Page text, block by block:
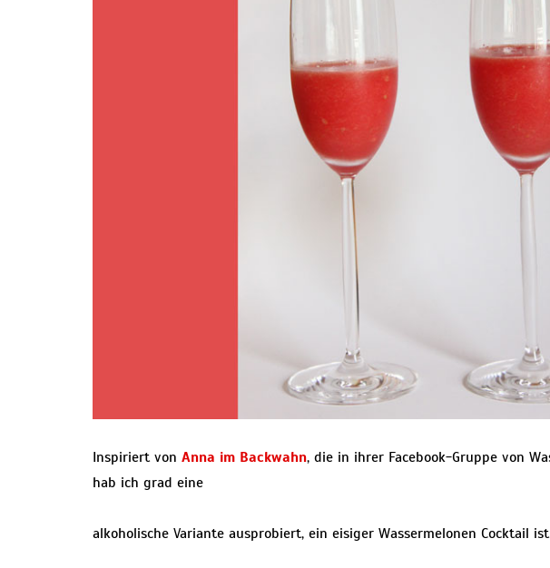
Inspiriert von Anna im Backwahn, die in ihrer Facebook-Gruppe von
hab ich grad eine
alkoholische Variante ausprobiert, ein eisiger Wassermelonen Cocktail